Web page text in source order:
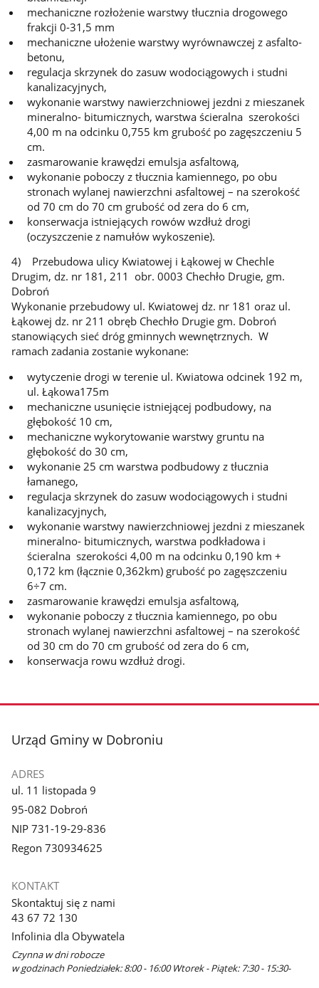
mechaniczne rozłożenie warstwy tłucznia drogowego
frakcji 0-31,5 mm
mechaniczne ułożenie warstwy wyrównawczej z asfalto-
betonu,
regulacja skrzynek do zasuw wodociągowych i studni
kanalizacyjnych,
wykonanie warstwy nawierzchniowej jezdni z mieszanek
mineralno- bitumicznych, warstwa ścieralna szerokości
4,00 m na odcinku 0,755 km grubość po zagęszczeniu 5
cm.
zasmarowanie krawędzi emulsja asfaltową,
wykonanie poboczy z tłucznia kamiennego, po obu
stronach wylanej nawierzchni asfaltowej – na szerokość
od 70 cm do 70 cm grubość od zera do 6 cm,
konserwacja istniejących rowów wzdłuż drogi
(oczyszczenie z namułów wykoszenie).
4) Przebudowa ulicy Kwiatowej i Łąkowej w Chechle
Drugim, dz. nr 181, 211 obr. 0003 Chechło Drugie, gm.
Dobroń
Wykonanie przebudowy ul. Kwiatowej dz. nr 181 oraz ul.
Łąkowej dz. nr 211 obręb Chechło Drugie gm. Dobroń
stanowiących sieć dróg gminnych wewnętrznych. W
ramach zadania zostanie wykonane:
wytyczenie drogi w terenie ul. Kwiatowa odcinek 192 m,
ul. Łąkowa175m
mechaniczne usunięcie istniejącej podbudowy, na
głębokość 10 cm,
mechaniczne wykorytowanie warstwy gruntu na
głębokość do 30 cm,
wykonanie 25 cm warstwa podbudowy z tłucznia
łamanego,
regulacja skrzynek do zasuw wodociągowych i studni
kanalizacyjnych,
wykonanie warstwy nawierzchniowej jezdni z mieszanek
mineralno- bitumicznych, warstwa podkładowa i
ścieralna szerokości 4,00 m na odcinku 0,190 km +
0,172 km (łącznie 0,362km) grubość po zagęszczeniu
6÷7 cm.
zasmarowanie krawędzi emulsja asfaltową,
wykonanie poboczy z tłucznia kamiennego, po obu
stronach wylanej nawierzchni asfaltowej – na szerokość
od 30 cm do 70 cm grubość od zera do 6 cm,
konserwacja rowu wzdłuż drogi.
stopka
Urząd Gminy w Dobroniu
ADRES
ul. 11 listopada 9
95-082 Dobroń
NIP 731-19-29-836
Regon 730934625
KONTAKT
Skontaktuj się z nami
43 67 72 130
Infolinia dla Obywatela
Czynna w dni robocze
w godzinach Poniedziałek: 8:00 - 16:00 Wtorek - Piątek: 7:30 - 15:30-